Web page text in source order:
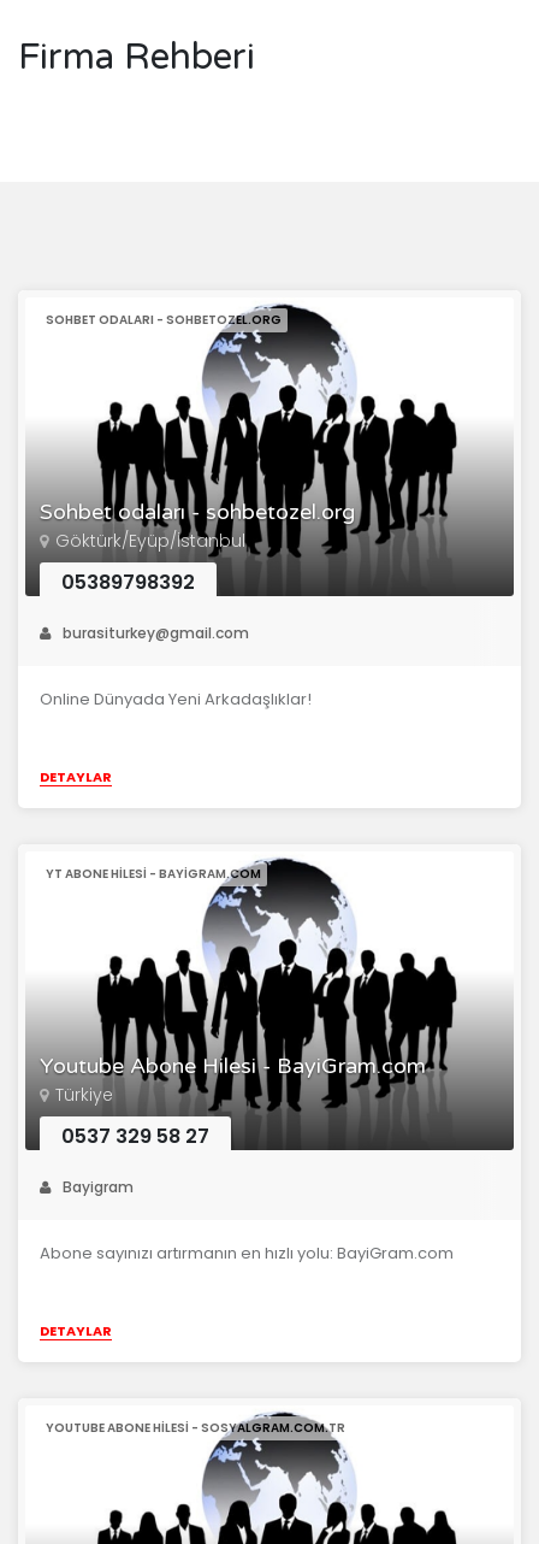
Firma Rehberi
Sohbet odaları - sohbetozel.org
SOHBET ODALARI - SOHBETOZEL.ORG
Göktürk/Eyüp/İstanbul
05389798392
burasiturkey@gmail.com
Online Dünyada Yeni Arkadaşlıklar!
DETAYLAR
Youtube Abone Hilesi - BayiGram.com
YT ABONE HILESI - BAYIGRAM.COM
Türkiye
0537 329 58 27
Bayigram
Abone sayınızı artırmanın en hızlı yolu: BayiGram.com
DETAYLAR
YOUTUBE ABONE HILESI - SOSYALGRAM.COM.TR